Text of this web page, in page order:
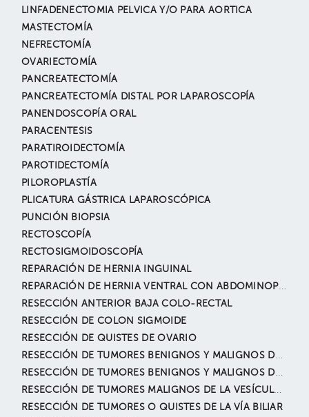
LINFADENECTOMIA PELVICA Y/O PARA AORTICA
MASTECTOMÍA
NEFRECTOMÍA
OVARIECTOMÍA
PANCREATECTOMÍA
PANCREATECTOMÍA DISTAL POR LAPAROSCOPÍA
PANENDOSCOPÍA ORAL
PARACENTESIS
PARATIROIDECTOMÍA
PAROTIDECTOMÍA
PILOROPLASTÍA
PLICATURA GÁSTRICA LAPAROSCÓPICA
PUNCIÓN BIOPSIA
RECTOSCOPÍA
RECTOSIGMOIDOSCOPÍA
REPARACIÓN DE HERNIA INGUINAL
REPARACIÓN DE HERNIA VENTRAL CON ABDOMINOPLASTÍA
RESECCIÓN ANTERIOR BAJA COLO-RECTAL
RESECCIÓN DE COLON SIGMOIDE
RESECCIÓN DE QUISTES DE OVARIO
RESECCIÓN DE TUMORES BENIGNOS Y MALIGNOS DEL HÍGADO
RESECCIÓN DE TUMORES BENIGNOS Y MALIGNOS DEL PANCREAS
RESECCIÓN DE TUMORES MALIGNOS DE LA VESÍCULA BILIAR
RESECCIÓN DE TUMORES O QUISTES DE LA VÍA BILIAR